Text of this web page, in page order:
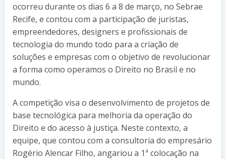
ocorreu durante os dias 6 a 8 de março, no Sebrae
Recife, e contou com a participação de juristas,
empreendedores, designers e profissionais de
tecnologia do mundo todo para a criação de
soluções e empresas com o objetivo de revolucionar
a forma como operamos o Direito no Brasil e no
mundo.
A competição visa o desenvolvimento de projetos de
base tecnológica para melhoria da operação do
Direito e do acesso à justiça. Neste contexto, a
equipe, que contou com a consultoria do empresário
Rogério Alencar Filho, angariou a 1ª colocação na